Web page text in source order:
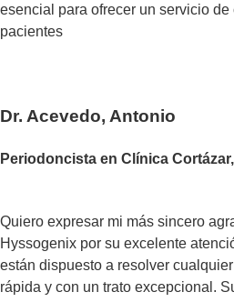
esencial para ofrecer un servicio
pacientes
Dr. Acevedo, Antonio
Periodoncista en Clínica
Quiero expresar mi más sincero
Hyssogenix por su excelente
están dispuesto a resolver
rápida y con un trato excepcional.